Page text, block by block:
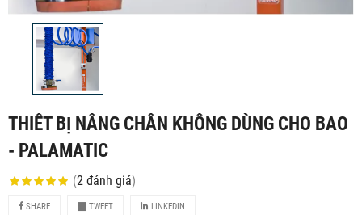
THIÊT BỊ NÂNG CHÂN KHÔNG DÙNG CHO BAO
- PALAMATIC
(2 đánh giá)
SHARE TWEET LINKEDIN